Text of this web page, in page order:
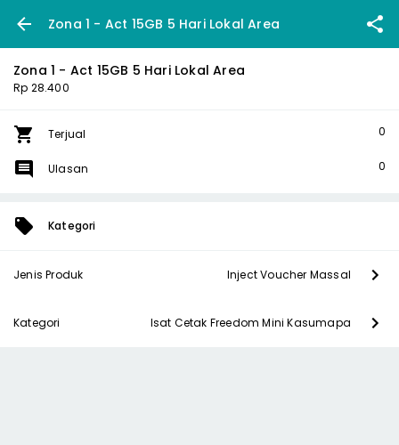
Zona 1 - Act 15GB 5 Hari Lokal Area
Zona 1 - Act 15GB 5 Hari Lokal Area
Rp 28.400
Terjual 0
Ulasan 0
Kategori
Jenis Produk Inject Voucher Massal
Kategori Isat Cetak Freedom Mini Kasumapa